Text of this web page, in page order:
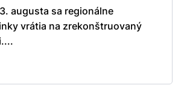
augusta sa regionálne
vrátia na zrekonštruovaný